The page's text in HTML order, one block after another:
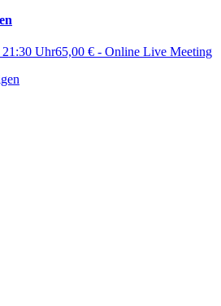
21:30 Uhr65,00 € - Online Live Meeting